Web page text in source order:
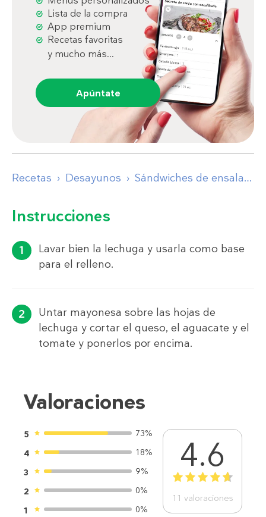
Lista de la compra
App premium
Recetas favoritas
y mucho más...
Apúntate
Recetas Desayunos Sándwiches de ensalada
Instrucciones
Lavar bien la lechuga y usarla como base
para el relleno.
Untar mayonesa sobre las hojas de
lechuga y cortar el queso, el aguacate y el
tomate y ponerlos por encima.
Valoraciones
5
73%
4
18%
3
9%
2
0%
1
0%
4.6
1 2 3 4 5
11 valoraciones